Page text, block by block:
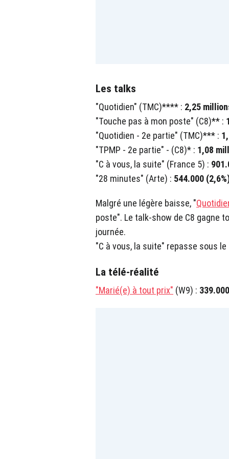
Les talks
"Quotidien" (TMC)**** : 2,25
"Touche pas à mon poste" (C8)** :
"Quotidien - 2e partie" (TMC)*** :
"TPMP - 2e partie" - (C8)* : 1,08
"C à vous, la suite" (France 5) :
"28 minutes" (Arte) : 544.000
Malgré une légère baisse, "
poste". Le talk-show de C8 gagne
journée.
"C à vous, la suite" repasse sous
La télé-réalité
"Marié(e) à tout prix" (W9) :